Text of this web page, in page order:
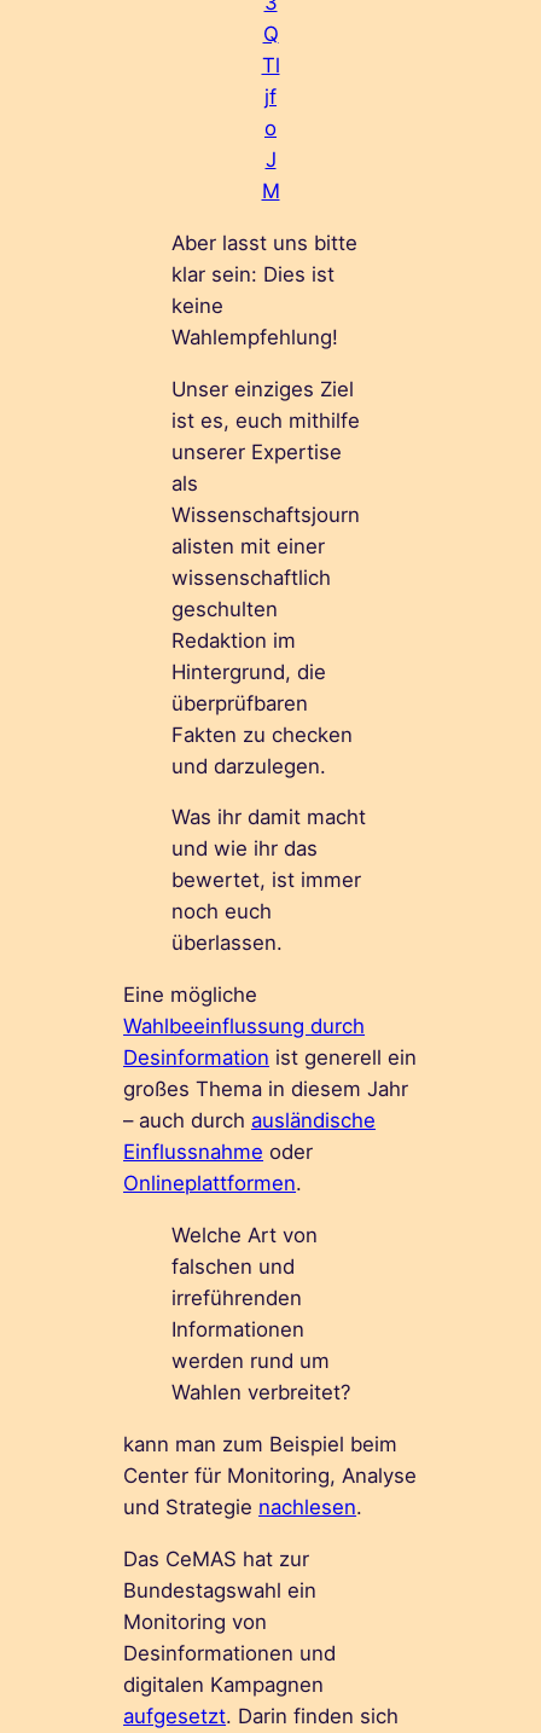
Q
Tl
jf
o
J
M
Aber lasst uns bitte
klar sein: Dies ist
keine
Wahlempfehlung!
Unser einziges Ziel
ist es, euch mithilfe
unserer Expertise
als
Wissenschaftsjourn
alisten mit einer
wissenschaftlich
geschulten
Redaktion im
Hintergrund, die
überprüfbaren
Fakten zu checken
und darzulegen.
Was ihr damit macht
und wie ihr das
bewertet, ist immer
noch euch
überlassen.
Eine mögliche
Wahlbeeinflussung durch
Desinformation ist generell ein
großes Thema in diesem Jahr
– auch durchausländische
Einflussnahme oder
Onlineplattformen.
Welche Art von
falschen und
irreführenden
Informationen
werden rund um
Wahlen verbreitet?
kann man zum Beispiel beim
Center für Monitoring, Analyse
und Strategie nachlesen.
Das CeMAS hat zur
Bundestagswahl ein
Monitoring von
Desinformationen und
digitalen Kampagnen
aufgesetzt. Darin finden sich